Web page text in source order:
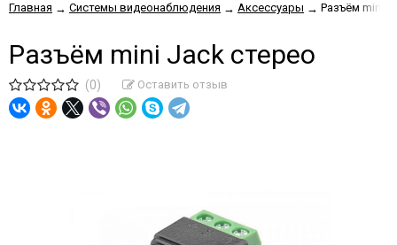
Главная → Системы видеонаблюдения → Аксессуары → Разъём mini
Разъём mini Jack стерео
(0) Оставить отзыв